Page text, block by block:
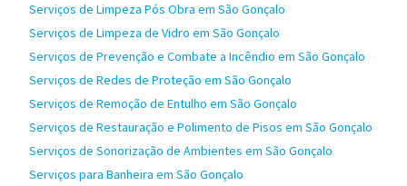
Serviços de Limpeza Pós Obra em São Gonçalo
Serviços de Limpeza de Vidro em São Gonçalo
Serviços de Prevenção e Combate a Incêndio em São Gonçalo
Serviços de Redes de Proteção em São Gonçalo
Serviços de Remoção de Entulho em São Gonçalo
Serviços de Restauração e Polimento de Pisos em São Gonçalo
Serviços de Sonorização de Ambientes em São Gonçalo
Serviços para Banheira em São Gonçalo